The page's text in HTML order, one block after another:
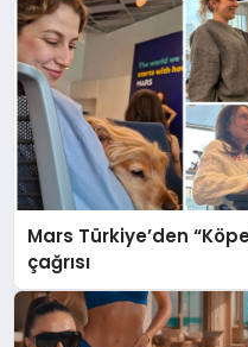
Mars Türkiye’den
çağrısı